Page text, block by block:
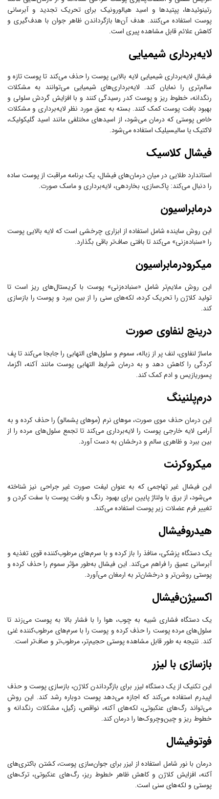
رتینوئیدها، پپتیدها و اسید هیالورونیک برای تحریک تجدید و آبرسانی
پوست استفاده می‌کنند. هدف آن‌ها بازگرداندن ظاهر جوان با هدف‌گیری و
کاهش علائم قابل مشاهده پیری است.
لایه‌برداری شیمیایی
فیشال لایه‌برداری شیمیایی لایه بالایی پوست را حذف می‌کند تا پوست تازه و
سالم‌تری را نمایان کند. لایه‌برداری‌های شیمیایی می‌توانند به مشکلات
رنگدانه، خطوط ریز و پوست کدر رسیدگی کنند و با افزایش گردش سلولی و
بهبود بافت پوست کمک کنند. بسته به عمق مورد نظر لایه‌برداری و مشکلات
خاص پوستی که درمان می‌شود، از اسیدهای مختلفی مانند اسید گلیکولیک،
لاکتیک یا سالیسیلیک استفاده می‌شود.
فیشال کلاسیک
استاندارد طلایی در میان درمان‌های فیشال، یک برنامه مراقبت از پوست ساده
را دنبال می‌کند: پاک‌سازی، بخاردهی، لایه‌برداری و ماسک صورت.
درمابراسیون
این روش ساینده شامل استفاده از ابزاری چرخشی است که لایه بالایی پوست
را «سنباده‌زنی» می‌کند تا بافتی صاف‌تر باقی بگذارد.
میکرودرمابراسیون
این روش ملایم‌تر شامل «سنباده‌زنی» پوست با کریستال‌های ریز است تا
تولید کلاژن را تحریک کرده، لکه‌های سنی را از بین ببرد و پوست را بازسازی
کند.
درینج لنفاوی صورت
ماساژ لنفاوی، لنف پر از زباله، سموم و سلول‌های التهابی را جابجا می‌کند تا پف
کردگی را کاهش دهد و به درمان شرایط التهابی پوست مانند آکنه، اگزما،
پسوریازیس و ادم کمک کند.
درم‌پلنینگ
این درمان حذف موی صورت، موهای نرم (موهای پشمالو) را حذف کرده و به
آرامی لایه خارجی پوست را لایه‌برداری می‌کند تا تجمع سلول‌های مرده را از
بین ببرد و ظاهری سالم و درخشان به دست آورد.
میکروکرنت
این فیشال غیر تهاجمی که به عنوان لیفت صورت غیر جراحی نیز شناخته
می‌شود، از برق با ولتاژ پایین برای بهبود رنگ و بافت پوست با سفت کردن و
تغییر فرم عضلات زیر پوست استفاده می‌کند.
هیدروفیشال
یک دستگاه پزشکی، منافذ را باز کرده و با سرم‌های مرطوب‌کننده قوی تغذیه و
آبرسانی عمیق را فراهم می‌کند. این فیشال به‌طور مؤثر سموم را حذف کرده و
پوستی روشن‌تر و درخشان‌تر به ارمغان می‌آورد.
اکسیژن‌فیشال
یک دستگاه فشاری شبیه به چوب، هوا را با فشار بالا به پوست می‌زند تا
سلول‌های مرده پوست را حذف کرده و پوست را با سرم‌های مرطوب‌کننده غنی
کند. نتیجه به طور قابل مشاهده پوستی حجیم‌تر، مرطوب‌تر و صاف‌تر است.
بازسازی با لیزر
این تکنیک از یک دستگاه لیزر برای بازگرداندن کلاژن، بازسازی پوست و حذف
اپیدرم استفاده می‌کند که اجازه می‌دهد پوست دوباره رشد کند. این روش
می‌تواند رگ‌های عنکبوتی، لکه‌های آکنه، نواقص، زگیل، مشکلات رنگدانه و
خطوط ریز و چین‌وچروک‌ها را درمان کند.
فوتوفیشال
درمان با نور شامل استفاده از لیزر برای جوان‌سازی پوست، کشتن باکتری‌های
آکنه، افزایش کلاژن و کاهش ظاهر خطوط ریز، رگ‌های عنکبوتی، ترک‌های
پوستی و لکه‌های سنی است.